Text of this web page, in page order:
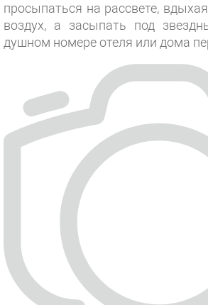
просыпаться на рассвете,
воздух, а засыпать под
душном номере отеля или дома